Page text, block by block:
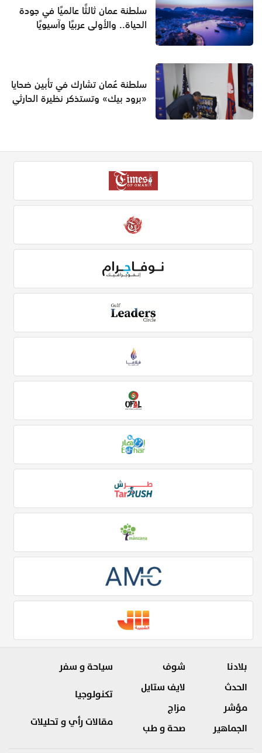
سلطنة عمان ثالثًا عالميًا في جودة
الحياة.. والأولى عربيًا وآسيويًا
سلطنة عُمان تشارك في تأبين ضحايا
«برود بيك» وتستذكر نظيرة الحارثي
بلادنا
الحدث
مؤشر
الجماهير
شوف
لايف ستايل
مزاج
صحة و طب
سياحة و سفر
تكنولوجيا
مقالات رأي و تحليلات